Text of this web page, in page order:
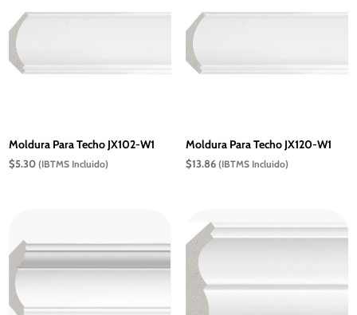
Moldura Para Techo JX102-W1
$5.30 (IBTMS Incluido)
Moldura Para Techo JX120-W1
$13.86 (IBTMS Incluido)